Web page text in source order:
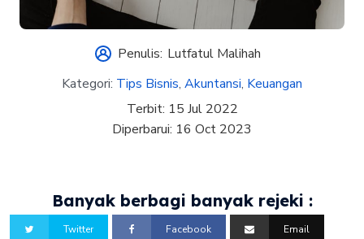
Penulis: Lutfatul Malihah
Kategori: Tips Bisnis, Akuntansi, Keuangan
Terbit: 15 Jul 2022
Diperbarui: 16 Oct 2023
Banyak berbagi banyak rejeki :
Twitter Facebook Email